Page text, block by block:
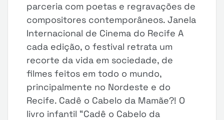
parceria com poetas e regravações de
compositores contemporâneos. Janela
Internacional de Cinema do Recife A
cada edição, o festival retrata um
recorte da vida em sociedade, de
filmes feitos em todo o mundo,
principalmente no Nordeste e do
Recife. Cadê o Cabelo da Mamãe?! O
livro infantil “Cadê o Cabelo da